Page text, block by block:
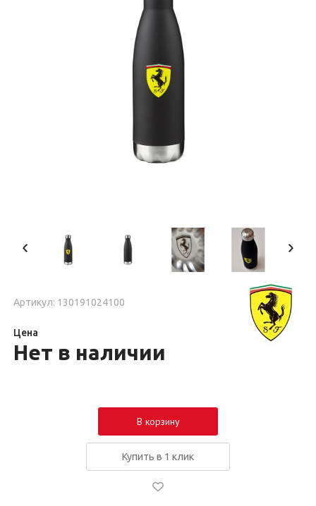
Артикул: 130191024100
Цена
Нет в наличии
В корзину
Купить в 1 клик